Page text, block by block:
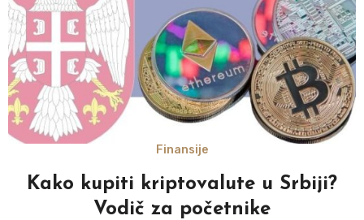
Finansije
Kako kupiti kriptovalute u Srbiji?
Vodič za početnike